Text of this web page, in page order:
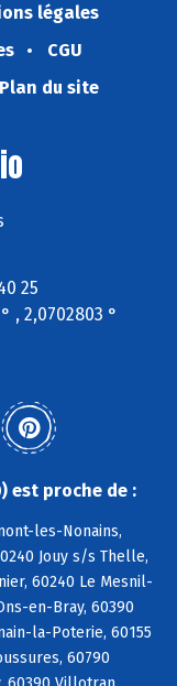
légales
CGU
Plan du site
25
, 2,0702803 °
est proche de :
les-Nonains,
Jouy s/s Thelle,
60240 Le Mesnil-
en-Bray, 60390
la-Poterie, 60155
60790